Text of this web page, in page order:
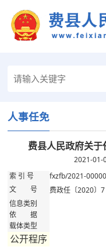
人事任免
费县人民政府关
2021-01-
索 引 号 fxzfb/2021-
文 号 费政任〔2020〕
信息类别
依 据
载体类型
公开程序